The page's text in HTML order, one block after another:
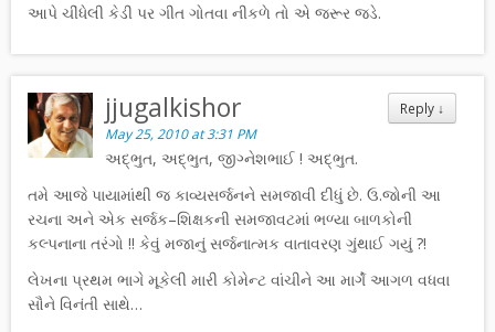
આપે ચીંધેલી કેડી પર ગીત ગોતવા નીકળે તો એ જરૂર જડે.
Reply ↓
jjugalkishor
May 25, 2010 at 3:31 PM
અદ્ભુત, અદ્ભુત, જીગ્નેશભાઈ ! અદ્ભુત.
તમે આજે પાયામાંથી જ કાવ્યસર્જનને સમજાવી દીધું છે. ઉ.જોની આ
રચના અને એક સર્જક–શિક્ષકની સમજાવટમાં ભળ્યા બાળકોની
કલ્પનાના તરંગો !! કેવું મજાનું સર્જનાત્મક વાતાવરણ ગુંથાઈ ગયું ?!
લેખના પ્રથમ ભાગે મૂકેલી મારી કોમેન્ટ વાંચીને આ માર્ગે આગળ વધવા
સૌને વિનંતી સાથે…